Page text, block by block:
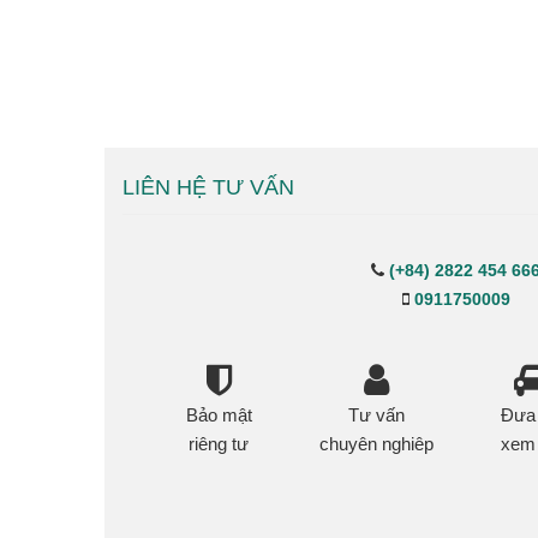
LIÊN HỆ TƯ VẤN
(+84) 2822 454
0911750009